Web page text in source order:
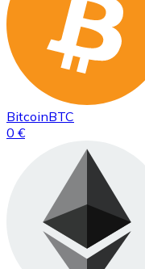
BitcoinBTC
0 €